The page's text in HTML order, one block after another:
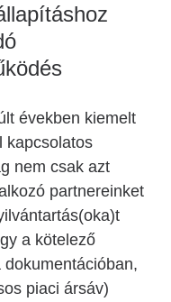
években kiemelt
kapcsolatos
nem csak azt
partnereinket
a kötelező
piaci ársáv)